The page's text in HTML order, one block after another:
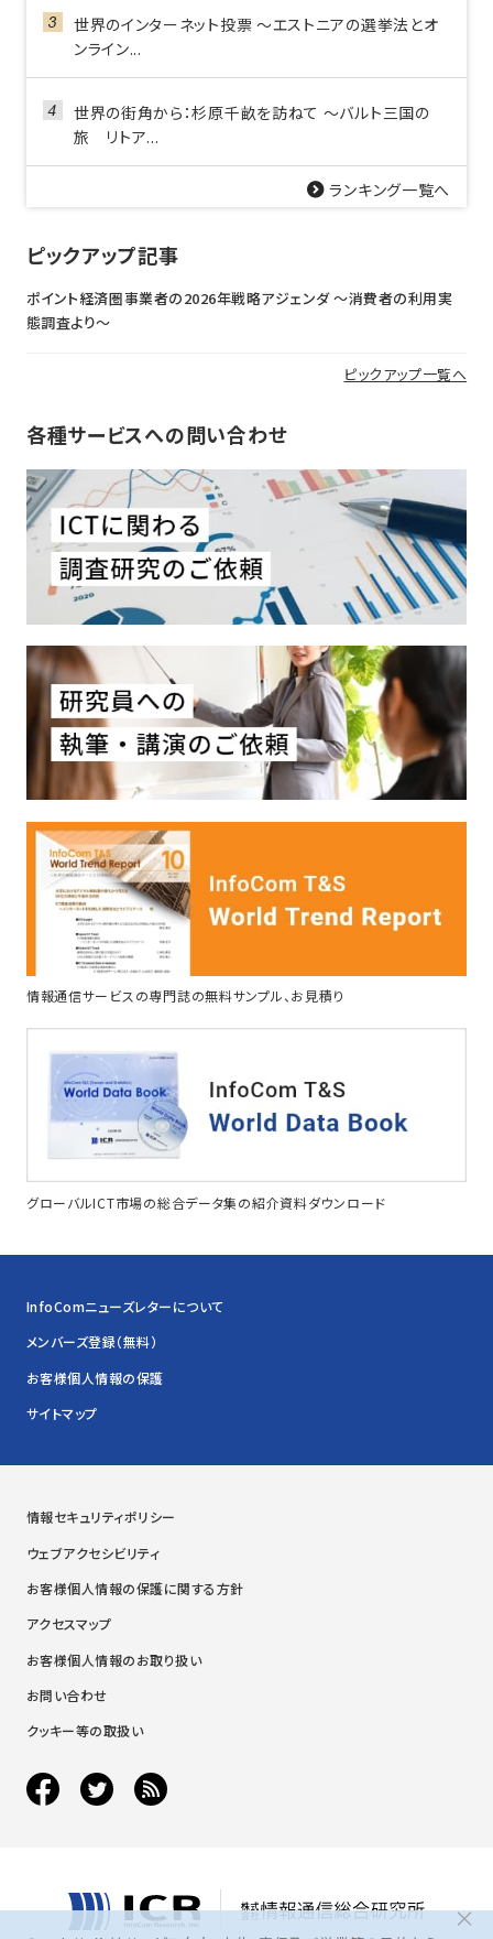
世界のインターネット投票 ～エストニアの選挙法とオ
ンライン...
世界の街角から：杉原千畝を訪ねて ～バルト三国の
旅 リトア...
ランキング一覧へ
ピックアップ記事
ポイント経済圏事業者の2026年戦略アジェンダ 〜消費者の利用実
態調査より〜
ピックアップ一覧へ
各種サービスへの問い合わせ
情報通信サービスの専門誌の無料サンプル、お見積り
グローバルICT市場の総合データ集の紹介資料ダウンロード
InfoComニューズレターについて
メンバーズ登録（無料）
お客様個人情報の保護
サイトマップ
情報セキュリティポリシー
ウェブアクセシビリティ
お客様個人情報の保護に関する方針
アクセスマップ
お客様個人情報のお取り扱い
お問い合わせ
クッキー等の取扱い
×